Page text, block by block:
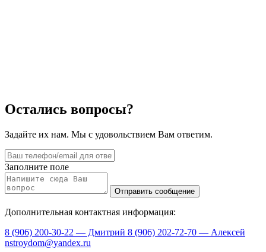
Остались вопросы?
Задайте их нам. Мы с удовольствием Вам ответим.
Заполните поле
Дополнительная контактная информация:
8 (906) 200-30-22 — Дмитрий 8 (906) 202-72-70 — Алексей
nstroydom@yandex.ru